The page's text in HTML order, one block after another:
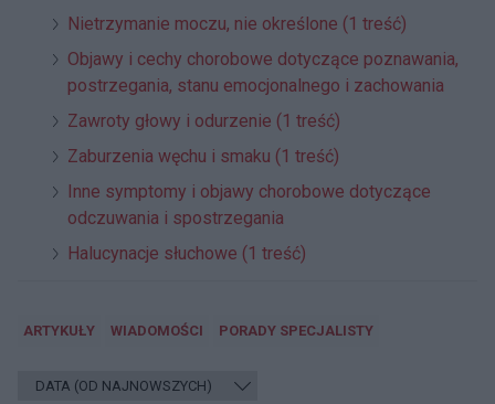
Nietrzymanie moczu, nie określone (1 treść)
Objawy i cechy chorobowe dotyczące poznawania,
postrzegania, stanu emocjonalnego i zachowania
Zawroty głowy i odurzenie (1 treść)
Zaburzenia węchu i smaku (1 treść)
Inne symptomy i objawy chorobowe dotyczące
odczuwania i spostrzegania
Halucynacje słuchowe (1 treść)
ARTYKUŁY WIADOMOŚCI PORADY SPECJALISTY